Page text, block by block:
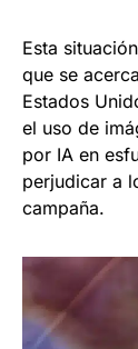
Esta
que se
Estados
el uso de
por IA en
perjudicar a
campaña.